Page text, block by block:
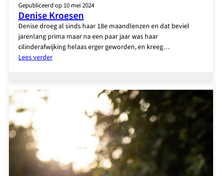
Gepubliceerd op 10 mei 2024
Denise Kroesen
Denise droeg al sinds haar 18e maandlenzen en dat beviel
jarenlang prima maar na een paar jaar was haar
cilinderafwijking helaas erger geworden, en kreeg…
Lees verder: